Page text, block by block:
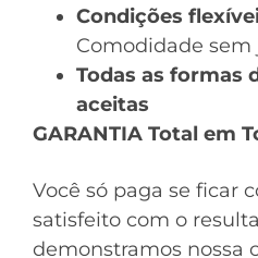
Condições
Comodidade sem
Todas as formas
aceitas
GARANTIA Total em
Você só paga se ficar
satisfeito com o
demonstramos nossa